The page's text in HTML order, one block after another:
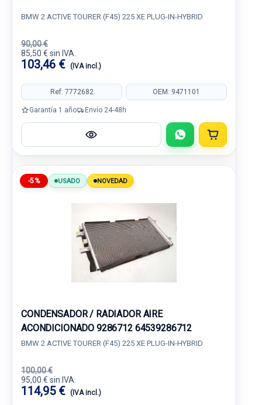
BMW 2 ACTIVE TOURER (F45) 225 XE PLUG-IN-HYBRID
90,00 €
85,50 € sin IVA.
103,46 € (IVA incl.)
Ref: 7772682 OEM: 9471101
Garantía 1 año Envío 24-48h
-5% USADO NOVEDAD
CONDENSADOR / RADIADOR AIRE
ACONDICIONADO 9286712 64539286712
BMW 2 ACTIVE TOURER (F45) 225 XE PLUG-IN-HYBRID
100,00 €
95,00 € sin IVA.
114,95 € (IVA incl.)